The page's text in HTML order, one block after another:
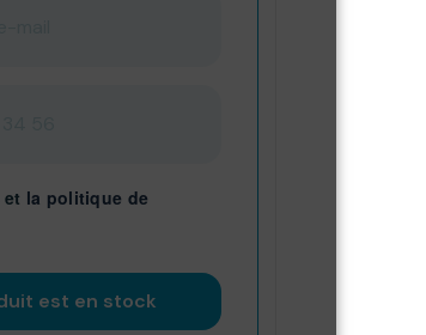
et la politique de